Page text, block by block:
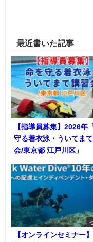
最近書いた記事
【指導員募集】2026年
守る着衣泳・ういてま
会/東京都 江戸川区」
【オンラインセミナー】